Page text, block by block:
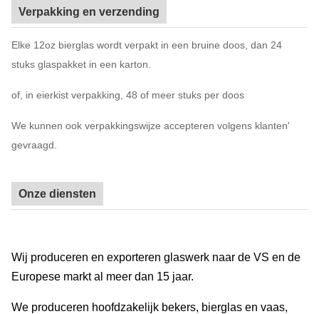
Verpakking en verzending
Elke 12oz bierglas wordt verpakt in een bruine doos, dan 24
stuks glaspakket in een karton.
of, in eierkist verpakking, 48 of meer stuks per doos
We kunnen ook verpakkingswijze accepteren volgens klanten'
gevraagd.
Onze diensten
Wij produceren en exporteren glaswerk naar de VS en de
Europese markt al meer dan 15 jaar.
We produceren hoofdzakelijk bekers, bierglas en vaas,